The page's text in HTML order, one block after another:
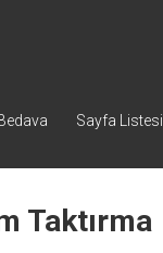
Sayfa Listesi
Taktırma